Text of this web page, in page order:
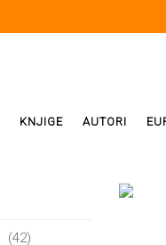
KNJIGE AUTORI
4242